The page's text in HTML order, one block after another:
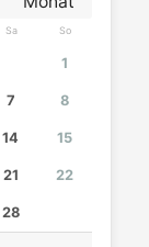
Sa So
1
7 8
14 15
21 22
28